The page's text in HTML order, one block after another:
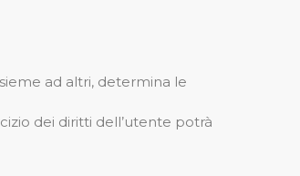
ad altri, determina le
dei diritti dell’utente potrà